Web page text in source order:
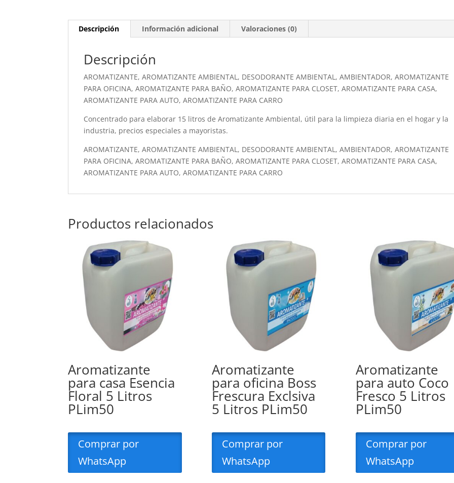
Descripción Información adicional Valoraciones (0)
Descripción
AROMATIZANTE, AROMATIZANTE AMBIENTAL, DESODORANTE AMBIENTAL, AMBIENTADOR, AROMATIZANTE
PARA OFICINA, AROMATIZANTE PARA BAÑO, AROMATIZANTE PARA CLOSET, AROMATIZANTE PARA CASA,
AROMATIZANTE PARA AUTO, AROMATIZANTE PARA CARRO
Concentrado para elaborar 15 litros de Aromatizante Ambiental, útil para la limpieza diaria en el hogar y la
industria, precios especiales a mayoristas.
AROMATIZANTE, AROMATIZANTE AMBIENTAL, DESODORANTE AMBIENTAL, AMBIENTADOR, AROMATIZANTE
PARA OFICINA, AROMATIZANTE PARA BAÑO, AROMATIZANTE PARA CLOSET, AROMATIZANTE PARA CASA,
AROMATIZANTE PARA AUTO, AROMATIZANTE PARA CARRO
Productos relacionados
Aromatizante
para casa Esencia
Floral 5 Litros
PLim50
Comprar por
WhatsApp
Aromatizante
para oficina Boss
Frescura Exclsiva
5 Litros PLim50
Comprar por
WhatsApp
Aromatizante
para auto Coco
Fresco 5 Litros
PLim50
Comprar por
WhatsApp